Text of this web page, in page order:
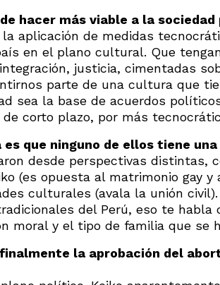
hacer más viable a la sociedad
aplicación de medidas
en el plano cultural. Que
justicia, cimentadas
parte de una cultura que
sea la base de acuerdos
corto plazo, por más
es que ninguno de ellos tiene
desde perspectivas distintas,
(es opuesta al matrimonio gay
culturales (avala la unión
del Perú, eso te
moral y el tipo de familia que se
la aprobación del